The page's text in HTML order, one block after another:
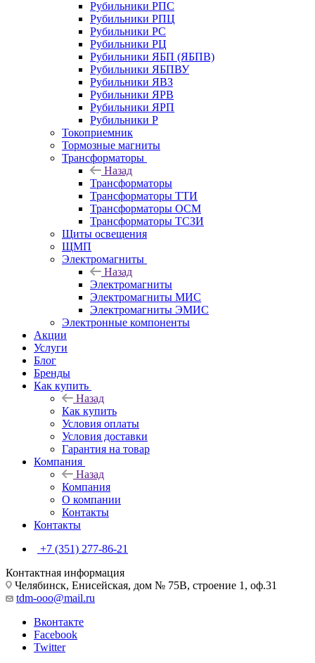
Рубильники РПС
Рубильники РПЦ
Рубильники РС
Рубильники РЦ
Рубильники ЯБП (ЯБПВ)
Рубильники ЯБПВУ
Рубильники ЯВЗ
Рубильники ЯРВ
Рубильники ЯРП
Рубильники Р
Токоприемник
Тормозные магниты
Трансформаторы
Назад
Трансформаторы
Трансформаторы ТТИ
Трансформаторы ОСМ
Трансформаторы ТСЗИ
Щиты освещения
ЩМП
Электромагниты
Назад
Электромагниты
Электромагниты МИС
Электромагниты ЭМИС
Электронные компоненты
Акции
Услуги
Блог
Бренды
Как купить
Назад
Как купить
Условия оплаты
Условия доставки
Гарантия на товар
Компания
Назад
Компания
О компании
Контакты
Контакты
+7 (351) 277-86-21
Контактная информация
Челябинск, Енисейская, дом № 75В, строение 1, оф.31
tdm-ooo@mail.ru
Вконтакте
Facebook
Twitter